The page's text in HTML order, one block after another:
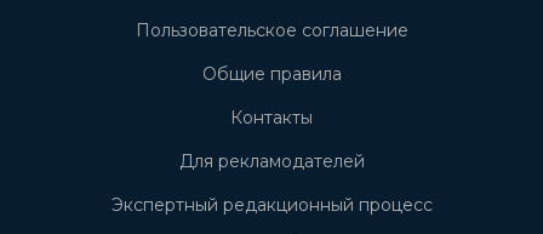
Пользовательское соглашение
Общие правила
Контакты
Для рекламодателей
Экспертный редакционный процесс